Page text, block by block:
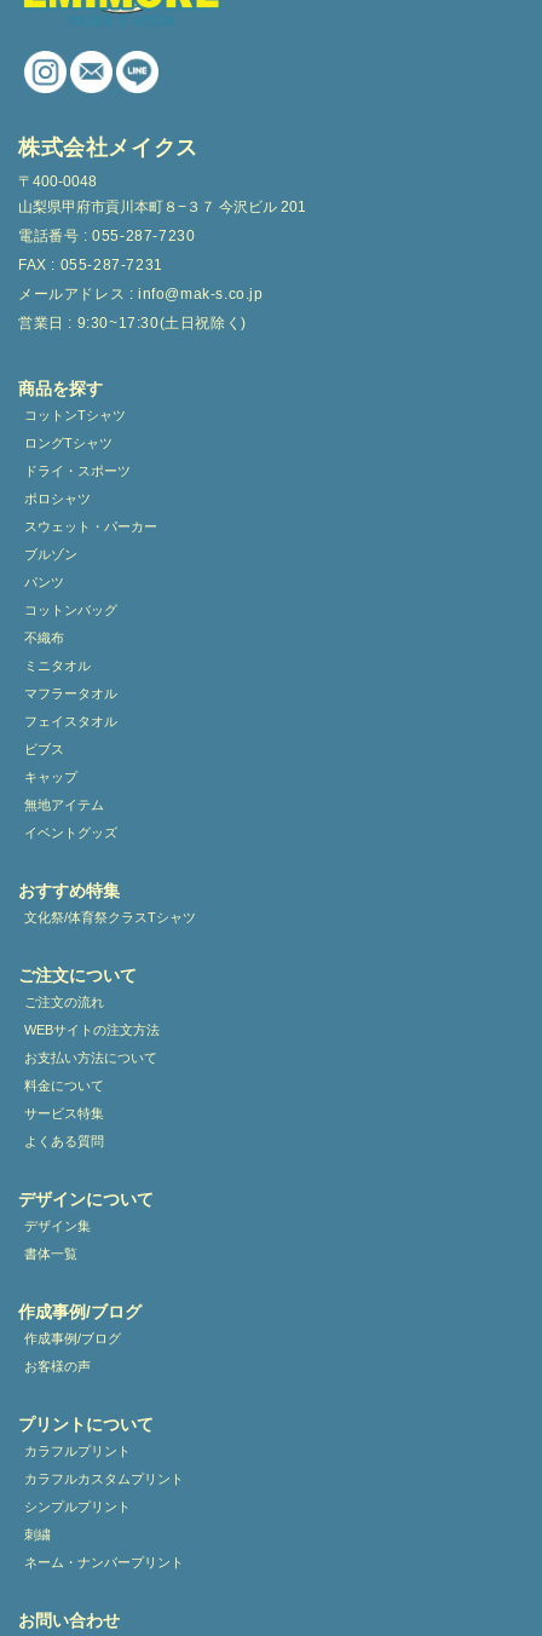
株式会社メイクス
〒400-0048
山梨県甲府市貢川本町８−３７ 今沢ビル 201
電話番号 : 055-287-7230
FAX : 055-287-7231
メールアドレス : info@mak-s.co.jp
営業日 : 9:30~17:30(土日祝除く)
商品を探す
コットンTシャツ
ロングTシャツ
ドライ・スポーツ
ポロシャツ
スウェット・パーカー
ブルゾン
パンツ
コットンバッグ
不織布
ミニタオル
マフラータオル
フェイスタオル
ビブス
キャップ
無地アイテム
イベントグッズ
おすすめ特集
文化祭/体育祭クラスTシャツ
ご注文について
ご注文の流れ
WEBサイトの注文方法
お支払い方法について
料金について
サービス特集
よくある質問
デザインについて
デザイン集
書体一覧
作成事例/ブログ
作成事例/ブログ
お客様の声
プリントについて
カラフルプリント
カラフルカスタムプリント
シンプルプリント
刺繍
ネーム・ナンバープリント
お問い合わせ